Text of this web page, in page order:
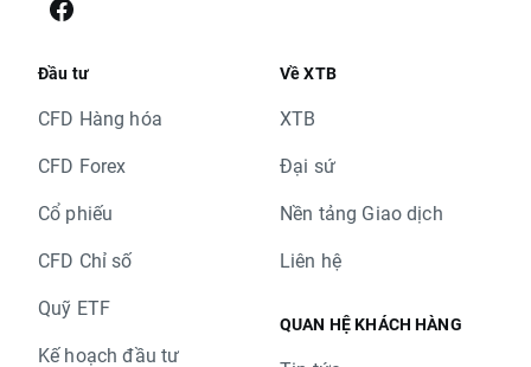
Đầu tư
CFD Hàng hóa
CFD Forex
Cổ phiếu
CFD Chỉ số
Quỹ ETF
Kế hoạch đầu tư
Về XTB
XTB
Đại sứ
Nền tảng Giao dịch
Liên hệ
QUAN HỆ KHÁCH HÀNG